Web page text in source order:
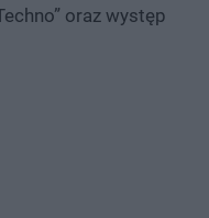
oraz występ